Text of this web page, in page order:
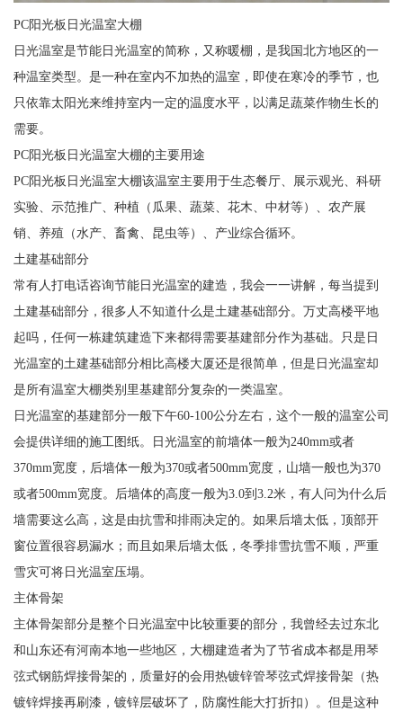
PC阳光板日光温室大棚
日光温室是节能日光温室的简称，又称暖棚，是我国北方地区的一
种温室类型。是一种在室内不加热的温室，即使在寒冷的季节，也
只依靠太阳光来维持室内一定的温度水平，以满足蔬菜作物生长的
需要。
PC阳光板日光温室大棚的主要用途
PC阳光板日光温室大棚该温室主要用于生态餐厅、展示观光、科研
实验、示范推广、种植（瓜果、蔬菜、花木、中材等）、农产展
销、养殖（水产、畜禽、昆虫等）、产业综合循环。
土建基础部分
常有人打电话咨询节能日光温室的建造，我会一一讲解，每当提到
土建基础部分，很多人不知道什么是土建基础部分。万丈高楼平地
起吗，任何一栋建筑建造下来都得需要基建部分作为基础。只是日
光温室的土建基础部分相比高楼大厦还是很简单，但是日光温室却
是所有温室大棚类别里基建部分复杂的一类温室。
日光温室的基建部分一般下午60-100公分左右，这个一般的温室公司
会提供详细的施工图纸。日光温室的前墙体一般为240mm或者
370mm宽度，后墙体一般为370或者500mm宽度，山墙一般也为370
或者500mm宽度。后墙体的高度一般为3.0到3.2米，有人问为什么后
墙需要这么高，这是由抗雪和排雨决定的。如果后墙太低，顶部开
窗位置很容易漏水；而且如果后墙太低，冬季排雪抗雪不顺，严重
雪灾可将日光温室压塌。
主体骨架
主体骨架部分是整个日光温室中比较重要的部分，我曾经去过东北
和山东还有河南本地一些地区，大棚建造者为了节省成本都是用琴
弦式钢筋焊接骨架的，质量好的会用热镀锌管琴弦式焊接骨架（热
镀锌焊接再刷漆，镀锌层破坏了，防腐性能大打折扣）。但是这种